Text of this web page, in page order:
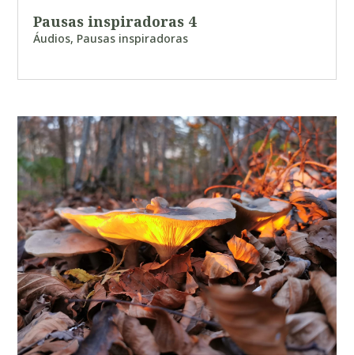
Pausas inspiradoras 4
Áudios, Pausas inspiradoras